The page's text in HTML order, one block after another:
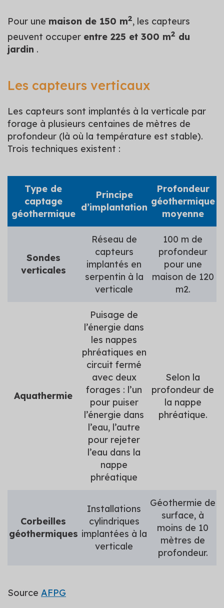
Pour une maison de 150 m2, les capteurs
peuvent occuper entre 225 et 300 m2 du
jardin .
Les capteurs verticaux
Les capteurs sont implantés à la verticale par
forage à plusieurs centaines de mètres de
profondeur (là où la température est stable).
Trois techniques existent :
Type de
captage
géothermique
Principe
d’implantation
Profondeur
géothermique
moyenne
Sondes
verticales
Réseau de
capteurs
implantés en
serpentin à la
verticale
100 m de
profondeur
pour une
maison de 120
m2.
Aquathermie
Puisage de
l’énergie dans
les nappes
phréatiques en
circuit fermé
avec deux
forages : l’un
pour puiser
l’énergie dans
l’eau, l’autre
pour rejeter
l’eau dans la
nappe
phréatique
Selon la
profondeur de
la nappe
phréatique.
Corbeilles
géothermiques
Installations
cylindriques
implantées à la
verticale
Géothermie de
surface, à
moins de 10
mètres de
profondeur.
Source AFPG